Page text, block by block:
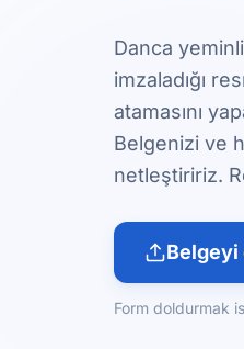
Danca
imzaladığı
atamasını
Belgenizi ve
netleştiririz.
Belgeyi
Form doldurmak